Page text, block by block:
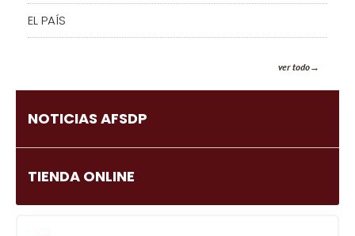
EL PAÍS
ver todo
NOTICIAS AFSDP
TIENDA ONLINE